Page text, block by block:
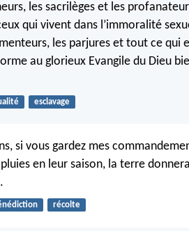
les sacrilèges et les
qui vivent dans l’immoralité
les parjures et tout ce qui
au glorieux Evangile du Dieu
esclavage
si vous gardez mes
en leur saison, la terre
récolte